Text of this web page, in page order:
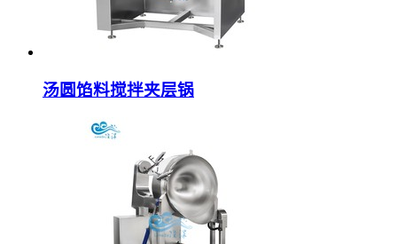
汤圆馅料搅拌夹层锅